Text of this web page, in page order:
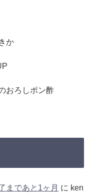
か
おろしポン酢
まであと1ヶ月 に ken